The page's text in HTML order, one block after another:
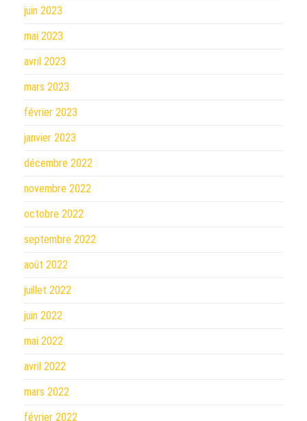
juin 2023
mai 2023
avril 2023
mars 2023
février 2023
janvier 2023
décembre 2022
novembre 2022
octobre 2022
septembre 2022
août 2022
juillet 2022
juin 2022
mai 2022
avril 2022
mars 2022
février 2022